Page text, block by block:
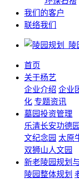
我们的客户
联络我们
首页
关于杨艺
企业介绍 企业
化 专题资讯
墓园投资管理
乐清长安功德园
文纪念园 太原
双狮山人文园
新老陵园规划
陵园整体规划